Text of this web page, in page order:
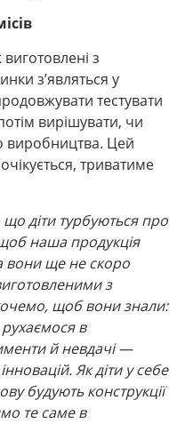
з
з’являться у
тестувати
вирішувати, чи
виробництва. Цей
триватиме
діти турбуються про
щоб наша продукція
вони ще не скоро
з
щоб вони знали:
в
й невдачі —
Як діти у себе
будують конструкції
те саме в